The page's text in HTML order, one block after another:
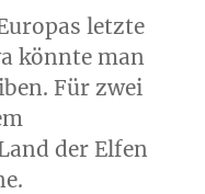
letzte
könnte man
Für zwei
der Elfen